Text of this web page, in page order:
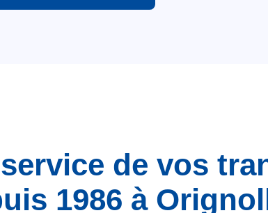
de vos
1986 à